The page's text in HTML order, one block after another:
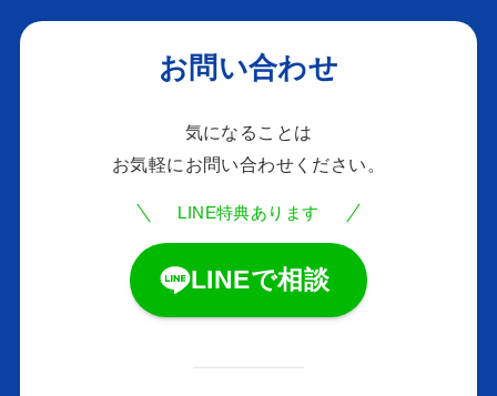
お問い合わせ
気になることは
お気軽にお問い合わせください。
LINE特典あります
LINEで相談